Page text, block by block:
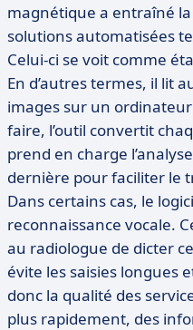
magnétique a entraîné
solutions automatisées
Celui-ci se voit comme
En d’autres termes, il lit
images sur un
faire, l’outil convertit
prend en charge
dernière pour faciliter le
Dans certains cas, le
reconnaissance vocale.
au radiologue de dicter
évite les saisies longues
donc la qualité des
plus rapidement, des